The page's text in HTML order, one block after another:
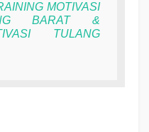
MOTIVASI
BARAT &
TULANG